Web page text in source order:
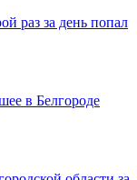
раз за день попал
в Белгороде